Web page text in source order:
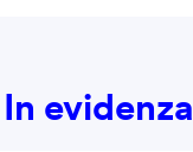
In evidenza